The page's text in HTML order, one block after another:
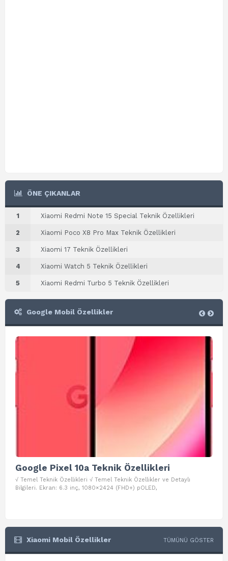
ÖNE ÇIKANLAR
1 Xiaomi Redmi Note 15 Special Teknik Özellikleri
2 Xiaomi Poco X8 Pro Max Teknik Özellikleri
3 Xiaomi 17 Teknik Özellikleri
4 Xiaomi Watch 5 Teknik Özellikleri
5 Xiaomi Redmi Turbo 5 Teknik Özellikleri
Google Mobil Özellikler
Google Pixel 10a Teknik Özellikleri
√ Temel Teknik Özellikleri √ Temel Teknik Özellikler ve Detaylı
Bilgileri. Ekran: 6.3 inç, 1080×2424 (FHD+) pOLED,
Xiaomi Mobil Özellikler TÜMÜNÜ GÖSTER